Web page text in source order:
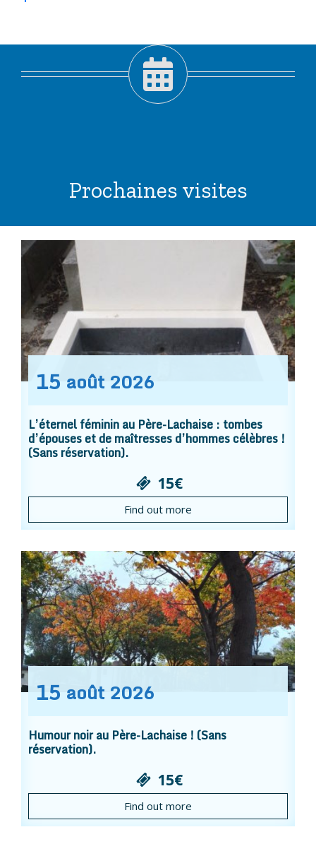
Prochaines visites
15 août 2026
L’éternel féminin au Père-Lachaise : tombes
d’épouses et de maîtresses d’hommes célèbres !
(Sans réservation).
15€
Find out more
15 août 2026
Humour noir au Père-Lachaise ! (Sans
réservation).
15€
Find out more